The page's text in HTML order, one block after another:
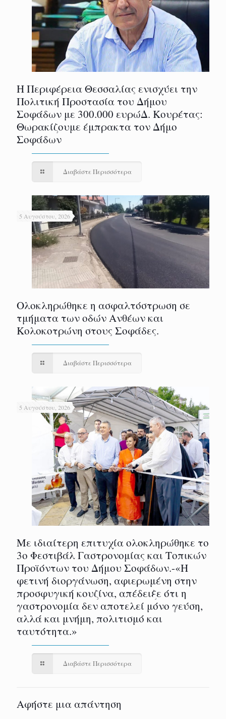
Η Περιφέρεια Θεσσαλίας ενισχύει την
Πολιτική Προστασία του Δήμου
Σοφάδων με 300.000 ευρώΔ. Κουρέτας:
Θωρακίζουμε έμπρακτα τον Δήμο
Σοφάδων
Διαβάστε Περισσότερα
5 Αυγούστου, 2026
Ολοκληρώθηκε η ασφαλτόστρωση σε
τμήματα των οδών Ανθέων και
Κολοκοτρώνη στους Σοφάδες.
Διαβάστε Περισσότερα
5 Αυγούστου, 2026
Με ιδιαίτερη επιτυχία ολοκληρώθηκε το
3ο Φεστιβάλ Γαστρονομίας και Τοπικών
Προϊόντων του Δήμου Σοφάδων.-«Η
φετινή διοργάνωση, αφιερωμένη στην
προσφυγική κουζίνα, απέδειξε ότι η
γαστρονομία δεν αποτελεί μόνο γεύση,
αλλά και μνήμη, πολιτισμό και
ταυτότητα.»
Διαβάστε Περισσότερα
Αφήστε μια απάντηση